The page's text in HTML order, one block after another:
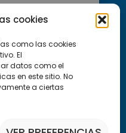
cookies
como las cookies
El
datos como el
en este sitio. No
a ciertas